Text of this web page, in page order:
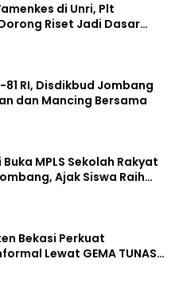
di Unri, Plt
Riset Jadi Dasar
81 RI, Disdikbud Jombang
dan Mancing Bersama
MPLS Sekolah Rakyat
Ajak Siswa Raih
Bekasi Perkuat
Lewat GEMA TUNAS